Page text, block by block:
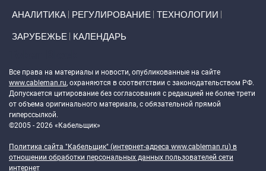
АНАЛИТИКА РЕГУЛИРОВАНИЕ ТЕХНОЛОГИИ
ЗАРУБЕЖЬЕ КАЛЕНДАРЬ
Все права на материалы и новости, опубликованные на сайте
www.cableman.ru, охраняются в соответствии с законодательством РФ.
Допускается цитирование без согласования с редакцией не более трети
от объема оригинального материала, с обязательной прямой
гиперссылкой.
©2005 - 2026 «Кабельщик»
Политика сайта "Кабельщик" (интернет-адреса www.cableman.ru) в
отношении обработки персональных данных пользователей сети
интернет